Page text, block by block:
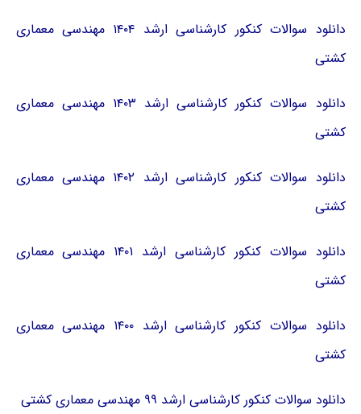
دانلود سوالات کنکور کارشناسی ارشد ۱۴۰۴ مهندسی معماری
کشتی
دانلود سوالات کنکور کارشناسی ارشد ۱۴۰۳ مهندسی معماری
کشتی
دانلود سوالات کنکور کارشناسی ارشد ۱۴۰۲ مهندسی معماری
کشتی
دانلود سوالات کنکور کارشناسی ارشد ۱۴۰۱ مهندسی معماری
کشتی
دانلود سوالات کنکور کارشناسی ارشد ۱۴۰۰ مهندسی معماری
کشتی
دانلود سوالات کنکور کارشناسی ارشد ۹۹ مهندسی معماری کشتی